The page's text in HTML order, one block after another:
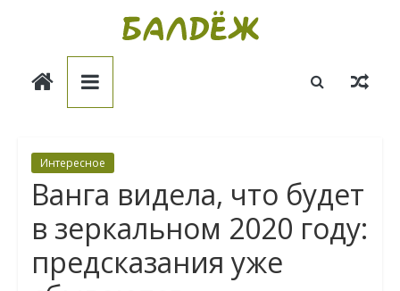
Балдёж
Интересное
Ванга видела, что будет
в зеркальном 2020 году:
предсказания уже